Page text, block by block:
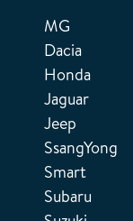
MG
Dacia
Honda
Jaguar
Jeep
SsangYong
Smart
Subaru